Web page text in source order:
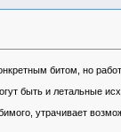
битом, но
быть и летальные
утрачивает